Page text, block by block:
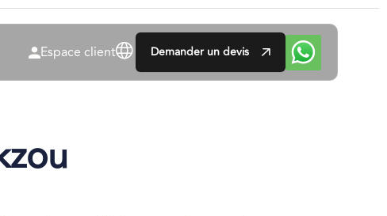
Espace client Demander un devis